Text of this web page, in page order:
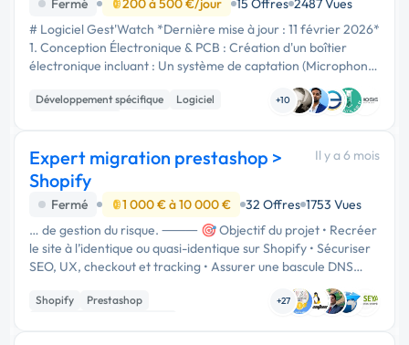
Fermé 200 à 500 €/jour 15 Offres 2487 Vues
# Logiciel Gest'Watch *Dernière mise à jour : 11 février 2026*
1. Conception Électronique & PCB : Création d'un boîtier
électronique incluant : Un système de captation (Microphone
(ID...
Développement spécifique
Logiciel
+10
Expert migration prestashop >
Shopify
Il y a 6 mois
Fermé 1 000 € à 10 000 € 32 Offres 1753 Vues
… de gestion du risque. ⸻ 🎯 Objectif du projet • Recréer
le site à l’identique ou quasi-identique sur Shopify • Sécuriser
SEO, UX, checkout et tracking • Assurer une bascule DNS
réversible (rollback possible) • Zéro expérimentation inutile
⸻ 🧩 …
Shopify
Prestashop
+27